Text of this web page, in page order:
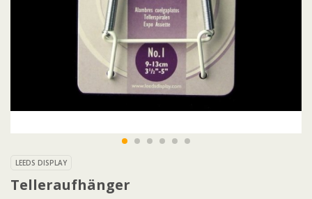
LEEDS DISPLAY
Telleraufhänger